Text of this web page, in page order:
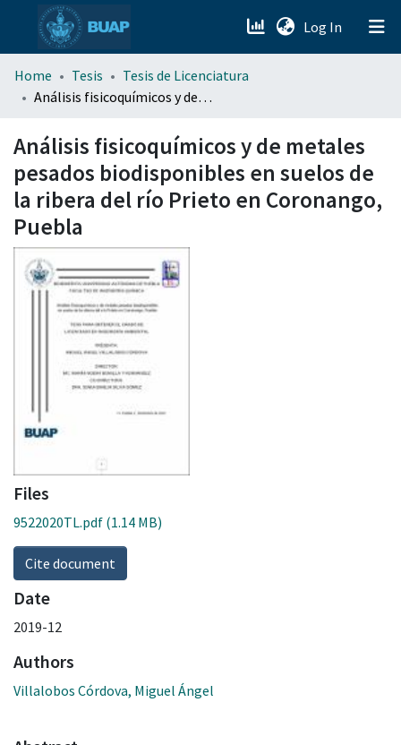
Log In (current)
menu.section.about_menu
Home Tesis
Tesis de Licenciatura
Análisis fisicoquímicos y de metales pesados biodisponibles en suelos de la ribera del río Prieto en Coronango, Puebla
Análisis fisicoquímicos y de metales
pesados biodisponibles en suelos de
la ribera del río Prieto en Coronango,
Puebla
Files
9522020TL.pdf (1.14 MB)
Cite document
Date
2019-12
Authors
Villalobos Córdova, Miguel Ángel